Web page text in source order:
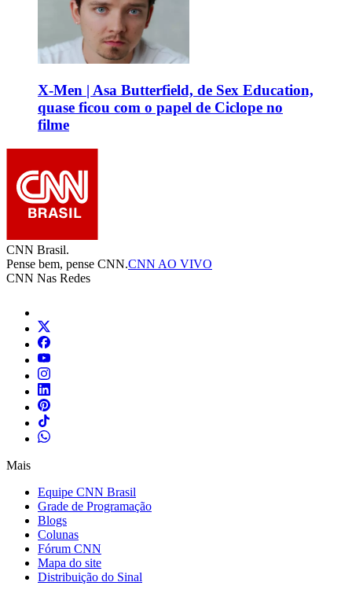
X-Men | Asa Butterfield, de Sex Education,
quase ficou com o papel de Ciclope no
filme
CNN Brasil.
Pense bem, pense CNN.CNN AO VIVO
CNN Nas Redes
Mais
Equipe CNN Brasil
Grade de Programação
Blogs
Colunas
Fórum CNN
Mapa do site
Distribuição do Sinal